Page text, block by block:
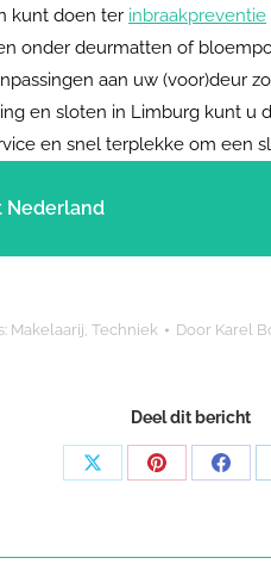
kunt doen ter inbraakpreventie
onder deurmatten of
aan uw (voor)deur
en sloten in Limburg kunt u
en snel terplekke om een
Nederland
Makelaarij, Techniek Door Karel
Deel dit bericht
Share Share Share